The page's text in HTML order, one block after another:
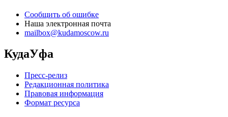
Сообщить об ошибке
Наша электронная почта
mailbox@kudamoscow.ru
КудаУфа
Пресс-релиз
Редакционная политика
Правовая информация
Формат ресурса